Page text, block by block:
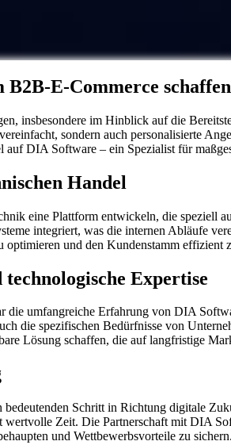
E-Commerce schaffen
insbesondere im Hinblick auf die
sondern auch personalisierte
auf DIA Software – ein Spezialist für
Handel
eine Plattform entwickeln, die speziell
integriert, was die internen Abläufe
und den Kundenstamm effizient
Expertise
die umfangreiche Erfahrung von DIA
die spezifischen Bedürfnisse von
Lösung schaffen, die auf langfristige
Schritt in Richtung digitale
wertvolle Zeit. Die Partnerschaft mit DIA
und Wettbewerbsvorteile zu sichern.